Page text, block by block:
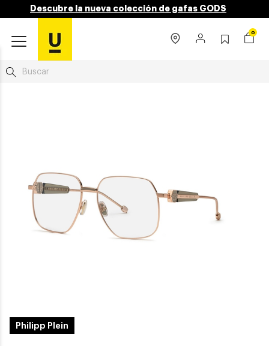
Descubre la nueva colección de gafas GODS
0
Philipp Plein